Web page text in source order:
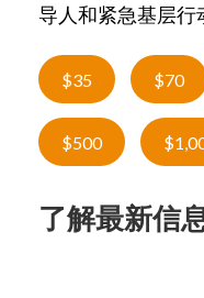
导人和紧急基层行
$35 $70
$500
了解最新信